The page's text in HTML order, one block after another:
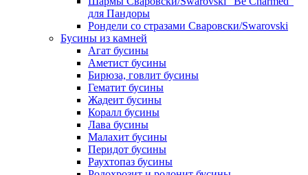
для Пандоры
Рондели со стразами Сваровски/Swarovski
Бусины из камней
Агат бусины
Аметист бусины
Бирюза, говлит бусины
Гематит бусины
Жадеит бусины
Коралл бусины
Лава бусины
Малахит бусины
Перидот бусины
Раухтопаз бусины